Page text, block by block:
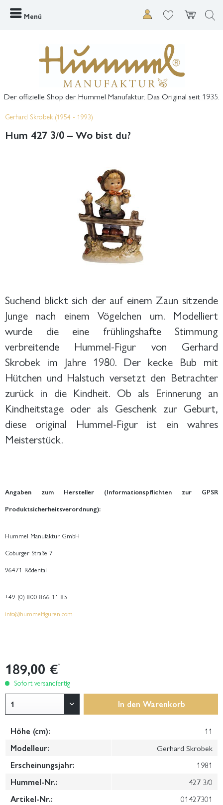
Menü
Der offizielle Shop der Hummel Manufaktur. Das Original seit 1935.
Gerhard Skrobek (1954 - 1993)
Hum 427 3/0 – Wo bist du?
Suchend blickt sich der auf einem Zaun sitzende
Junge nach einem Vögelchen um. Modelliert
wurde die eine frühlingshafte Stimmung
verbreitende Hummel-Figur von Gerhard
Skrobek im Jahre 1980. Der kecke Bub mit
Hütchen und Halstuch versetzt den Betrachter
zurück in die Kindheit. Ob als Erinnerung an
Kindheitstage oder als Geschenk zur Geburt,
diese original Hummel-Figur ist ein wahres
Meisterstück.
Angaben zum Hersteller (Informationspflichten zur GPSR
Produktsicherheitsverordnung):
Hummel Manufaktur GmbH
Coburger Straße 7
96471 Rödental
+49 (0) 800 866 11 85
info@hummelfiguren.com
189,00 €*
Sofort versandfertig
In den Warenkorb
Höhe (cm):
11
Modelleur:
Gerhard Skrobek
Erscheinungsjahr:
1981
Hummel-Nr.:
427 3/0
Artikel-Nr.:
01427301